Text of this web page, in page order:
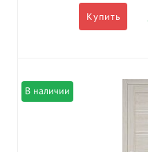
Купить
В наличии